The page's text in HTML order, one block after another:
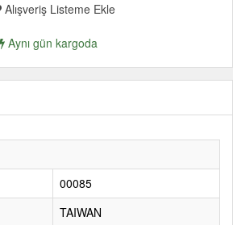
Alışveriş Listeme Ekle
Aynı gün kargoda
00085
TAIWAN